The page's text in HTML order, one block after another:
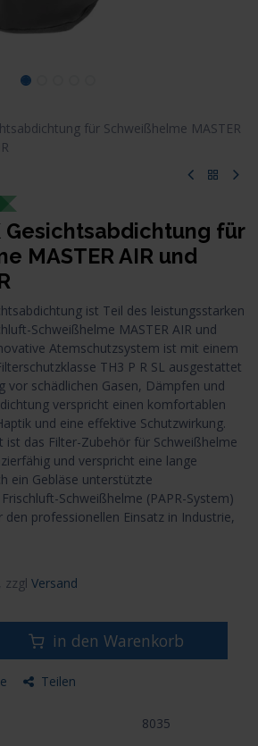
für Schweißhelme MASTER
Gesichtsabdichtung für
MASTER AIR und
ist Teil des leistungsstarken
Schweißhelme MASTER AIR und
Atemschutzsystem ist mit einem
TH3 P R SL ausgestattet
vor schädlichen Gasen, Dämpfen und
verspricht einen komfortablen
und eine effektive Schutzwirkung.
ist das Filter-Zubehör für Schweißhelme
und verspricht eine lange
ein Gebläse unterstützte
Schweißhelme (PAPR-System)
professionellen Einsatz in Industrie,
zzgl Versand
in den Warenkorb
Teilen
8035